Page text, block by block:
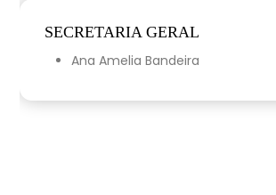
SECRETARIA GERAL
Ana Amelia Bandeira